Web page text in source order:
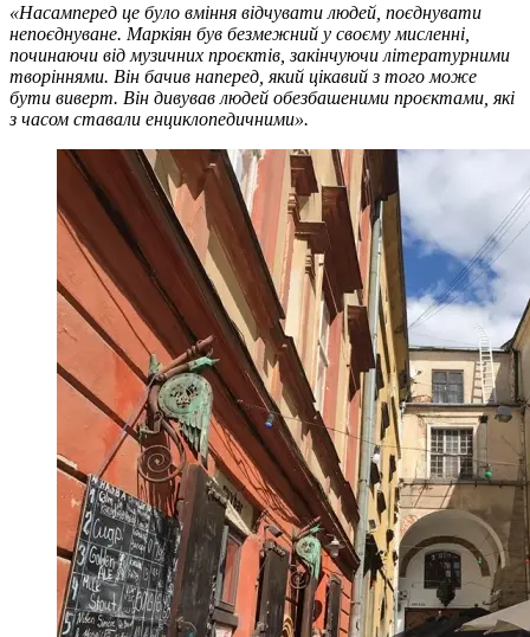
«Насамперед це було вміння відчувати людей, поєднувати
непоєднуване. Маркіян був безмежний у своєму мисленні,
починаючи від музичних проєктів, закінчуючи літературними
творіннями. Він бачив наперед, який цікавий з того може
бути виверт. Він дивував людей обезбашеними проєктами, які
з часом ставали енциклопедичними».